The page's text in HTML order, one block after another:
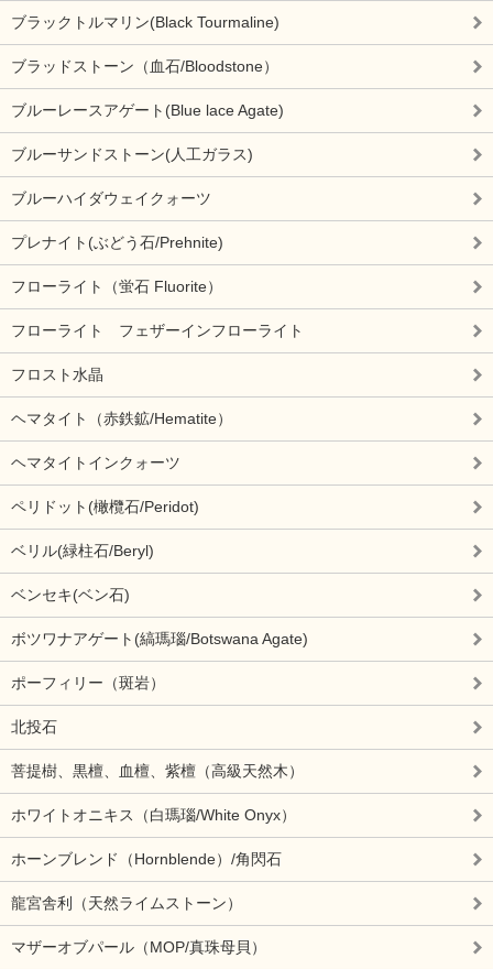
ブラックトルマリン(Black Tourmaline)
ブラッドストーン（血石/Bloodstone）
ブルーレースアゲート(Blue lace Agate)
ブルーサンドストーン(人工ガラス)
ブルーハイダウェイクォーツ
プレナイト(ぶどう石/Prehnite)
フローライト（蛍石 Fluorite）
フローライト フェザーインフローライト
フロスト水晶
ヘマタイト（赤鉄鉱/Hematite）
ヘマタイトインクォーツ
ペリドット(橄欖石/Peridot)
ベリル(緑柱石/Beryl)
ベンセキ(ベン石)
ボツワナアゲート(縞瑪瑙/Botswana Agate)
ポーフィリー（斑岩）
北投石
菩提樹、黒檀、血檀、紫檀（高級天然木）
ホワイトオニキス（白瑪瑙/White Onyx）
ホーンブレンド（Hornblende）/角閃石
龍宮舎利（天然ライムストーン）
マザーオブパール（MOP/真珠母貝）